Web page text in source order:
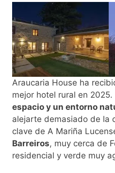
Araucaria House ha
mejor hotel rural en 2025.
espacio y un entorno
alejarte demasiado de la
clave de A Mariña
Barreiros, muy cerca de
residencial y verde muy